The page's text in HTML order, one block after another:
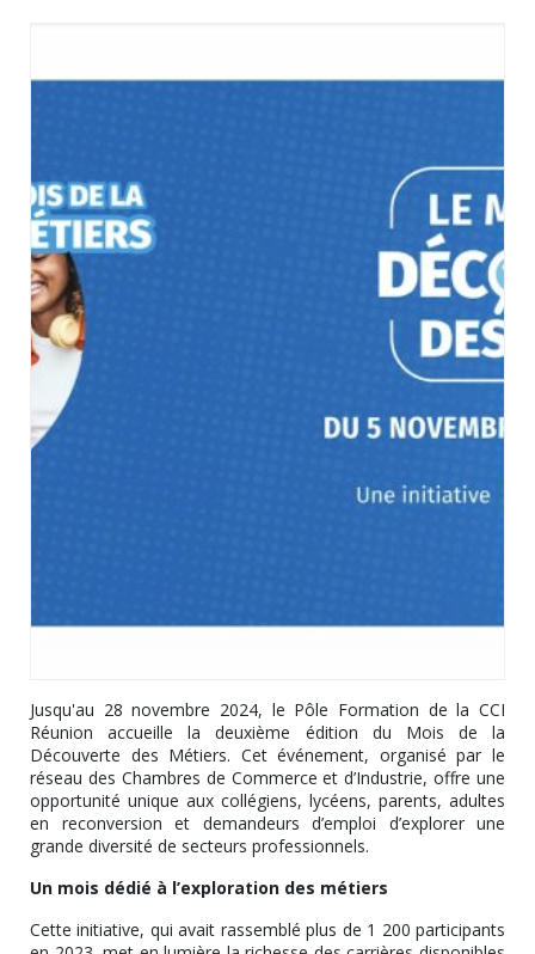
Jusqu'au 28 novembre 2024, le Pôle Formation de la CCI
Réunion accueille la deuxième édition du Mois de la
Découverte des Métiers. Cet événement, organisé par le
réseau des Chambres de Commerce et d’Industrie, offre une
opportunité unique aux collégiens, lycéens, parents, adultes
en reconversion et demandeurs d’emploi d’explorer une
grande diversité de secteurs professionnels.
Un mois dédié à l’exploration des métiers
Cette initiative, qui avait rassemblé plus de 1 200 participants